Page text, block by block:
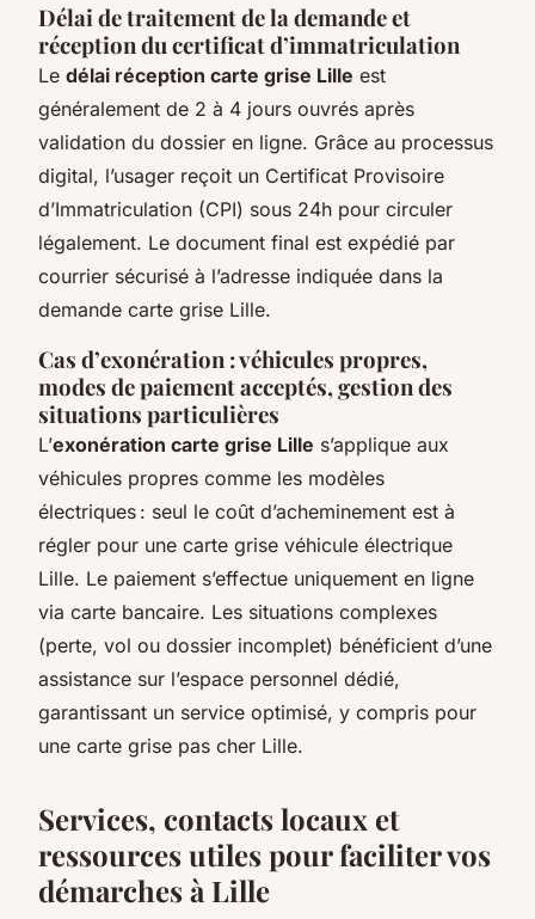
Délai de traitement de la demande et
réception du certificat d’immatriculation
Le délai réception carte grise Lille est
généralement de 2 à 4 jours ouvrés après
validation du dossier en ligne. Grâce au processus
digital, l’usager reçoit un Certificat Provisoire
d’Immatriculation (CPI) sous 24h pour circuler
légalement. Le document final est expédié par
courrier sécurisé à l’adresse indiquée dans la
demande carte grise Lille.
Cas d’exonération : véhicules propres,
modes de paiement acceptés, gestion des
situations particulières
L’exonération carte grise Lille s’applique aux
véhicules propres comme les modèles
électriques : seul le coût d’acheminement est à
régler pour une carte grise véhicule électrique
Lille. Le paiement s’effectue uniquement en ligne
via carte bancaire. Les situations complexes
(perte, vol ou dossier incomplet) bénéficient d’une
assistance sur l’espace personnel dédié,
garantissant un service optimisé, y compris pour
une carte grise pas cher Lille.
Services, contacts locaux et
ressources utiles pour faciliter vos
démarches à Lille